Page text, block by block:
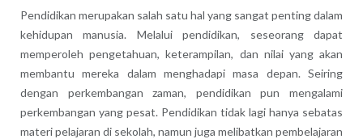
Pendidikan merupakan salah satu hal yang sangat penting dalam
kehidupan manusia. Melalui pendidikan, seseorang dapat
memperoleh pengetahuan, keterampilan, dan nilai yang akan
membantu mereka dalam menghadapi masa depan. Seiring
dengan perkembangan zaman, pendidikan pun mengalami
perkembangan yang pesat. Pendidikan tidak lagi hanya sebatas
materi pelajaran di sekolah, namun juga melibatkan pembelajaran